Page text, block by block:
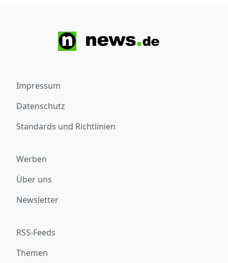
Impressum
Datenschutz
Standards und Richtlinien
Werben
Über uns
Newsletter
RSS-Feeds
Themen